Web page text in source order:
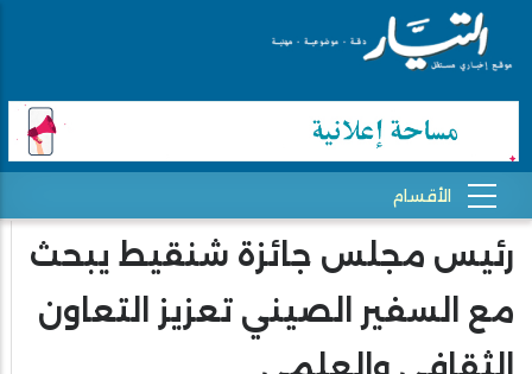
رئيس مجلس جائزة شنقيط يبحث
مع السفير الصيني تعزيز التعاون